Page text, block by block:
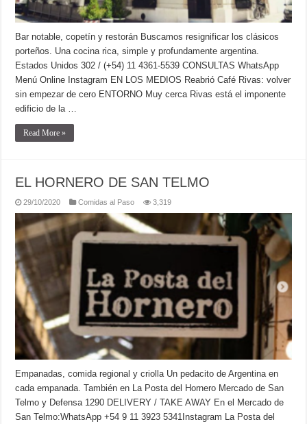
Bar notable, copetín y restorán Buscamos resignificar los clásicos
porteños. Una cocina rica, simple y profundamente argentina.
Estados Unidos 302 / (+54) 11 4361-5539 CONSULTAS WhatsApp
Menú Online Instagram EN LOS MEDIOS Reabrió Café Rivas: volver
sin empezar de cero ENTORNO Muy cerca Rivas está el imponente
edificio de la …
Read More »
EL HORNERO DE SAN TELMO
29/10/2020 Comidas al Paso 3,319
Empanadas, comida regional y criolla Un pedacito de Argentina en
cada empanada. También en La Posta del Hornero Mercado de San
Telmo y Defensa 1290 DELIVERY / TAKE AWAY En el Mercado de
San Telmo:WhatsApp +54 9 11 3923 5341Instagram La Posta del